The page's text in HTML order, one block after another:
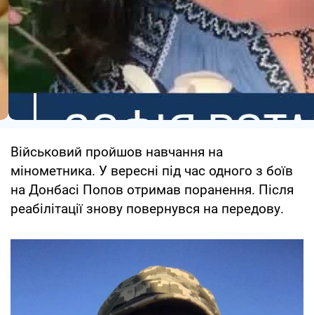
Військовий пройшов навчання на
мінометника. У вересні під час одного з боїв
на Донбасі Попов отримав поранення. Після
реабілітації знову повернувся на передову.